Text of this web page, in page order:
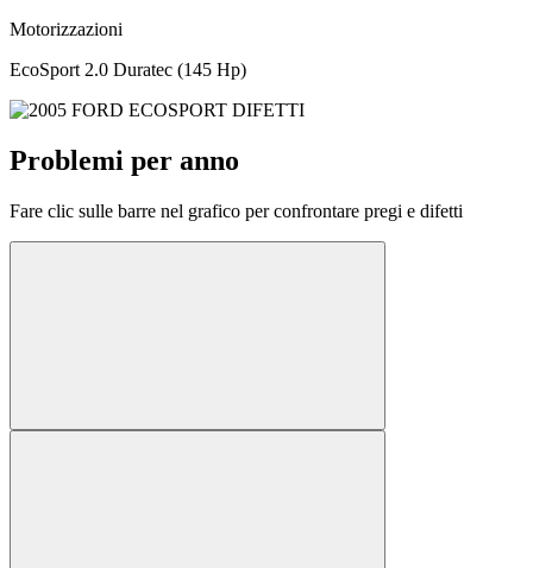
Motorizzazioni
EcoSport 2.0 Duratec (145 Hp)
Problemi per anno
Fare clic sulle barre nel grafico per confrontare pregi e difetti